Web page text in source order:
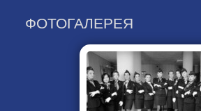
ФОТОГАЛЕРЕЯ